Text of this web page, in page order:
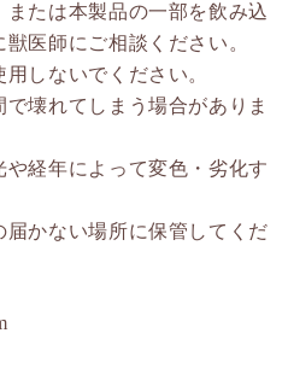
または本製品の一部を飲み込
医師にご相談ください。
しないでください。
で壊れてしまう場合がありま
や経年によって変色・劣化す
届かない場所に保管してくだ